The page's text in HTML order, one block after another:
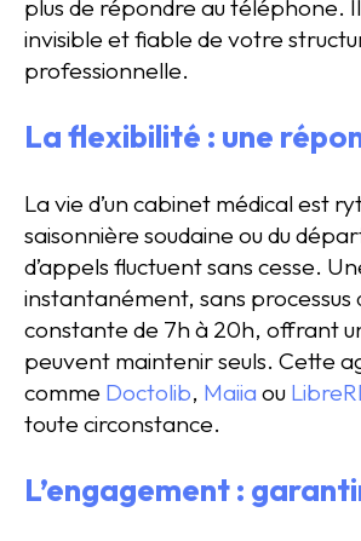
plus de répondre au téléphone.
invisible et fiable de votre
professionnelle.
La flexibilité : une
La vie d’un cabinet médical est
saisonnière soudaine ou du
d’appels fluctuent sans cesse.
instantanément, sans
constante de 7h à 20h, offrant
peuvent maintenir seuls. Cette
comme Doctolib, Maiia ou
toute circonstance.
L’engagement :